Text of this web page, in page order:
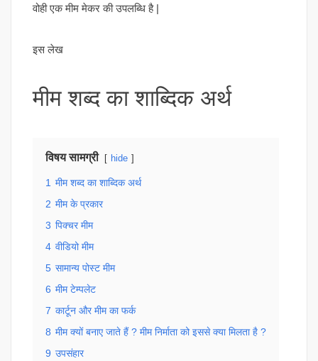
वोही एक मीम मेकर की उपलब्धि है |
इस लेख
मीम शब्द का शाब्दिक अर्थ
विषय सामग्री hide
1 मीम शब्द का शाब्दिक अर्थ
2 मीम के प्रकार
3 पिक्चर मीम
4 वीडियो मीम
5 सामान्य पोस्ट मीम
6 मीम टेम्पलेट
7 कार्टून और मीम का फर्क
8 मीम क्यों बनाए जाते हैं ? मीम निर्माता को इससे क्या मिलता है ?
9 उपसंहार